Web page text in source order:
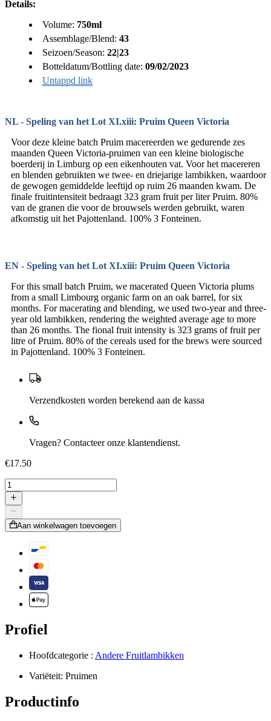
Details:
Volume: 750ml
Assemblage/Blend: 43
Seizoen/Season: 22|23
Botteldatum/Bottling date: 09/02/2023
Untappd link
NL - Speling van het Lot XI.xiii: Pruim Queen Victoria
Voor deze kleine batch Pruim macereerden we gedurende zes
maanden Queen Victoria-pruimen van een kleine biologische
boerderij in Limburg op een eikenhouten vat. Voor het macereren
en blenden gebruikten we twee- en driejarige lambikken, waardoor
de gewogen gemiddelde leeftijd op ruim 26 maanden kwam. De
finale fruitintensiteit bedraagt 323 gram fruit per liter Pruim. 80%
van de granen die voor de brouwsels werden gebruikt, waren
afkomstig uit het Pajottenland. 100% 3 Fonteinen.
EN - Speling van het Lot XI.xiii: Pruim Queen Victoria
For this small batch Pruim, we macerated Queen Victoria plums
from a small Limbourg organic farm on an oak barrel, for six
months. For macerating and blending, we used two-year and three-
year old lambikken, rendering the weighted average age to more
than 26 months. The fional fruit intensity is 323 grams of fruit per
litre of Pruim. 80% of the cereals used for the brews were sourced
in Pajottenland. 100% 3 Fonteinen.
Verzendkosten worden berekend aan de kassa
Vragen? Contacteer onze klantendienst.
€17.50
Aan winkelwagen toevoegen
Profiel
Hoofdcategorie : Andere Fruitlambikken
Variëteit: Pruimen
Productinfo